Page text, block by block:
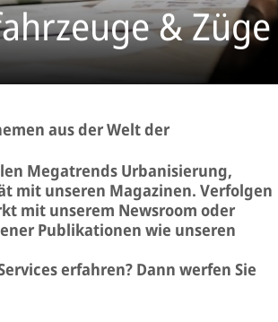
& Züge
aus der Welt der
Megatrends Urbanisierung,
mit unseren Magazinen. Verfolgen
mit unserem Newsroom oder
Publikationen wie unseren
erfahren? Dann werfen Sie